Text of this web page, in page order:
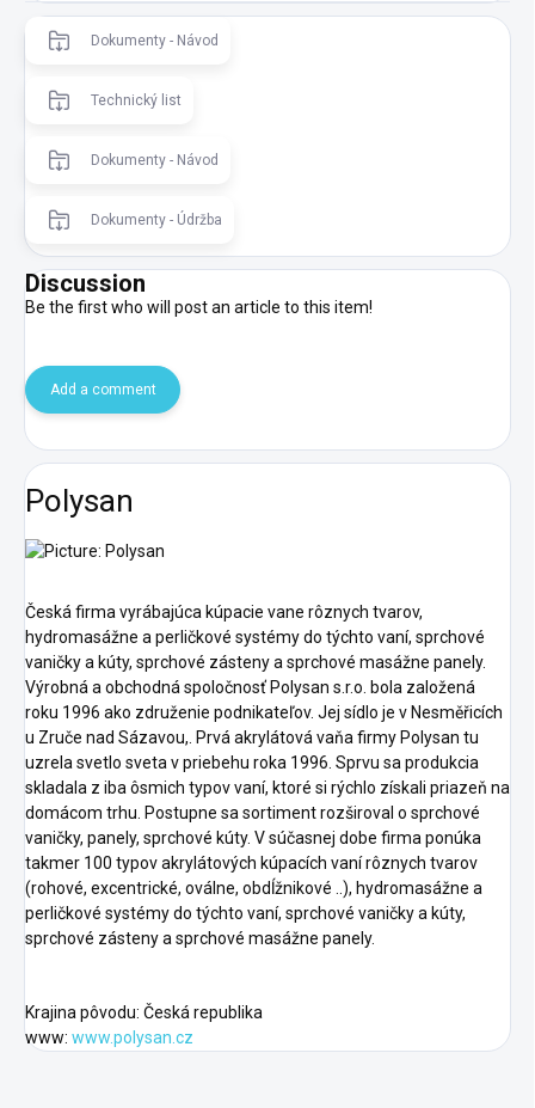
Dokumenty - Návod
Technický list
Dokumenty - Návod
Dokumenty - Údržba
Discussion
Be the first who will post an article to this item!
Add a comment
Polysan
Česká firma vyrábajúca kúpacie vane rôznych tvarov,
hydromasážne a perličkové systémy do týchto vaní, sprchové
vaničky a kúty, sprchové zásteny a sprchové masážne panely.
Výrobná a obchodná spoločnosť Polysan s.r.o. bola založená
roku 1996 ako združenie podnikateľov. Jej sídlo je v Nesměřicích
u Zruče nad Sázavou,. Prvá akrylátová vaňa firmy Polysan tu
uzrela svetlo sveta v priebehu roka 1996. Sprvu sa produkcia
skladala z iba ôsmich typov vaní, ktoré si rýchlo získali priazeň na
domácom trhu. Postupne sa sortiment rozširoval o sprchové
vaničky, panely, sprchové kúty. V súčasnej dobe firma ponúka
takmer 100 typov akrylátových kúpacích vaní rôznych tvarov
(rohové, excentrické, oválne, obdĺžnikové ..), hydromasážne a
perličkové systémy do týchto vaní, sprchové vaničky a kúty,
sprchové zásteny a sprchové masážne panely.
Krajina pôvodu: Česká republika
www: www.polysan.cz